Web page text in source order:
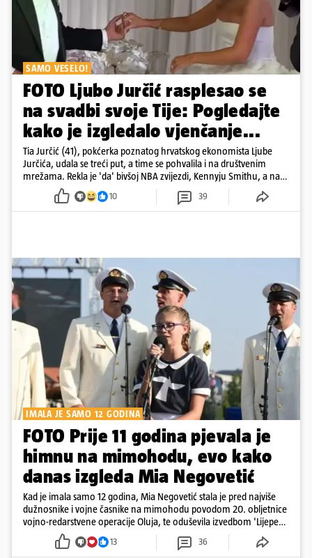
SAMO VESELO!
FOTO Ljubo Jurčić rasplesao se
na svadbi svoje Tije: Pogledajte
kako je izgledalo vjenčanje...
Tia Jurčić (41), pokćerka poznatog hrvatskog ekonomista Ljube
Jurčića, udala se treći put, a time se pohvalila i na društvenim
mrežama. Rekla je 'da' bivšoj NBA zvijezdi, Kennyju Smithu, a na
snimkama i fotografijama je pokazala vesele trenutke s vjenčanja
10 39
IMALA JE SAMO 12 GODINA
FOTO Prije 11 godina pjevala je
himnu na mimohodu, evo kako
danas izgleda Mia Negovetić
Kad je imala samo 12 godina, Mia Negovetić stala je pred najviše
dužnosnike i vojne časnike na mimohodu povodom 20. obljetnice
vojno-redarstvene operacije Oluja, te oduševila izvedbom 'Lijepe
13 36